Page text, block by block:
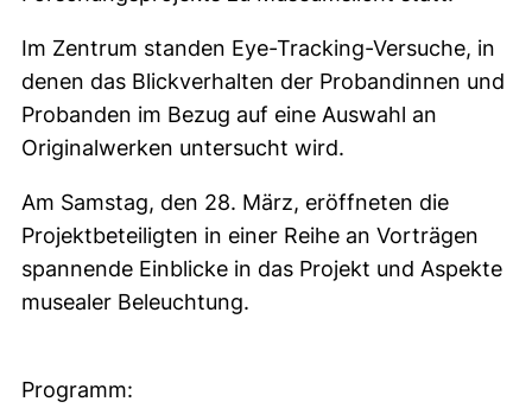
Im Zentrum standen Eye-Tracking-Versuche, in
denen das Blickverhalten der Probandinnen und
Probanden im Bezug auf eine Auswahl an
Originalwerken untersucht wird.
Am Samstag, den 28. März, eröffneten die
Projektbeteiligten in einer Reihe an Vorträgen
spannende Einblicke in das Projekt und Aspekte
musealer Beleuchtung.
Programm: